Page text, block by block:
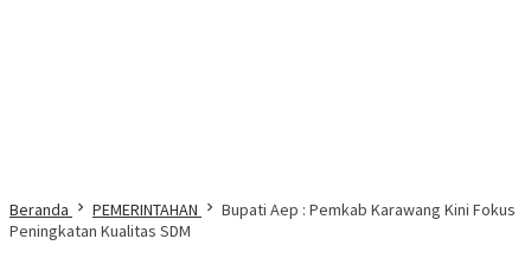
Beranda PEMERINTAHAN
Bupati Aep : Pemkab Karawang Kini Fokus
Peningkatan Kualitas SDM